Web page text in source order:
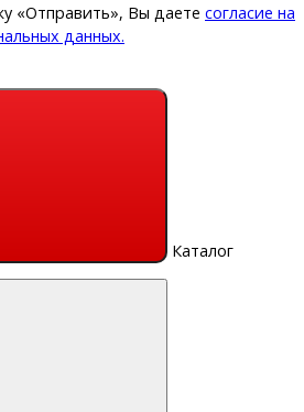
«Отправить», Вы даете согласие на
данных.
Каталог